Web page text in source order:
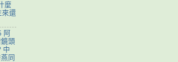
麼
來還
阿
頭
中
同